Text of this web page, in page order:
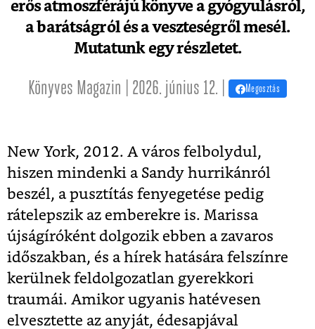
erős atmoszférájú könyve a gyógyulásról,
a barátságról és a veszteségről mesél.
Mutatunk egy részletet.
Könyves Magazin | 2026. június 12. | Megosztás
New York, 2012. A város felbolydul,
hiszen mindenki a Sandy hurrikánról
beszél, a pusztítás fenyegetése pedig
rátelepszik az emberekre is. Marissa
újságíróként dolgozik ebben a zavaros
időszakban, és a hírek hatására felszínre
kerülnek feldolgozatlan gyerekkori
traumái. Amikor ugyanis hatévesen
elvesztette az anyját, édesapjával